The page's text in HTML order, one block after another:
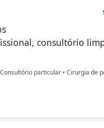
consultório
Consultório particular • Cirurgia de